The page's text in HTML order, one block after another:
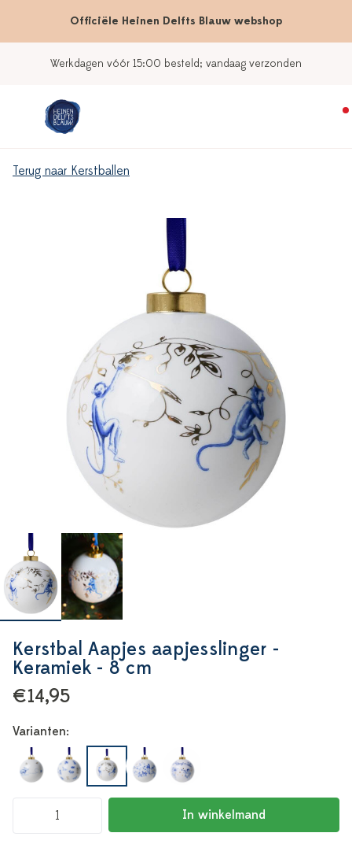
Officiële Heinen Delfts Blauw webshop
Werkdagen vóór 15:00 besteld; vandaag verzonden
Terug naar Kerstballen
Kerstbal Aapjes aapjesslinger -
Keramiek - 8 cm
€14,95
Varianten:
In winkelmand